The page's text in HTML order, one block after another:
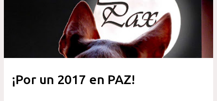
¡Por un 2017 en PAZ!